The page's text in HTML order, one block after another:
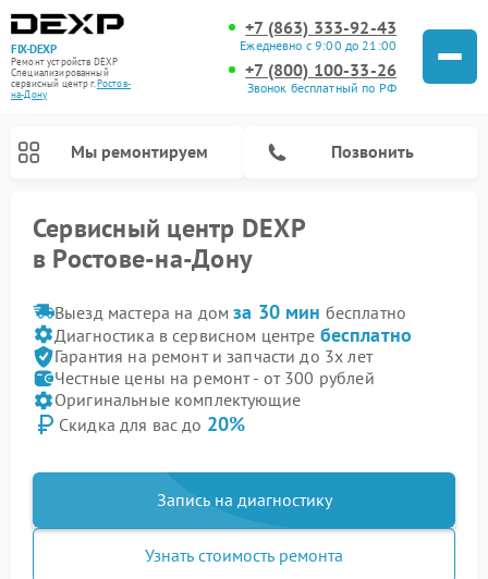
FIX-DEXP
Ремонт устройств DEXP
Специализированный
cервисный центр г.Ростов-
на-Дону
+7 (863) 333-92-43
Ежедневно с 9:00 до 21:00
+7 (800) 100-33-26
Звонок бесплатный по РФ
Мы ремонтируем Позвонить
Сервисный центр DEXP
в Ростове-на-Дону
Выезд мастера на домза 30 мин бесплатно
Диагностика в сервисном центре бесплатно
Гарантия на ремонт и запчасти до 3х лет
Честные цены на ремонт - от 300 рублей
Оригинальные комплектующие
Скидка для вас до 20%
Запись на диагностику
Узнать стоимость ремонта